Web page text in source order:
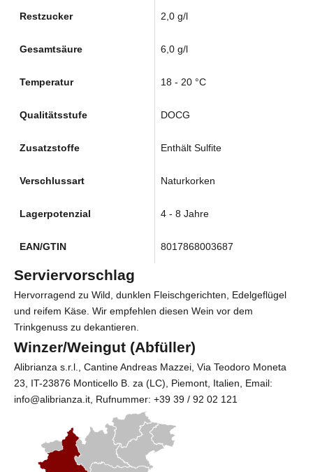
Restzucker 2,0 g/l
Gesamtsäure 6,0 g/l
Temperatur 18 - 20 °C
Qualitätsstufe DOCG
Zusatzstoffe Enthält Sulfite
Verschlussart Naturkorken
Lagerpotenzial 4 - 8 Jahre
EAN/GTIN 8017868003687
Serviervorschlag
Hervorragend zu Wild, dunklen Fleischgerichten, Edelgeflügel
und reifem Käse. Wir empfehlen diesen Wein vor dem
Trinkgenuss zu dekantieren.
Winzer/Weingut (Abfüller)
Alibrianza s.r.l.
, Cantine Andreas Mazzei, Via Teodoro Moneta
23, IT-23876 Monticello B. za (LC), Piemont, Italien, Email:
info@alibrianza.it, Rufnummer: +39 39 / 92 02 121